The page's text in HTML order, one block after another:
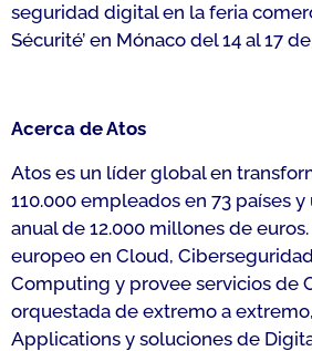
seguridad digital en la feria
Sécurité’ en Mónaco del 14 al 17
Acerca de Atos
Atos es un líder global en
110.000 empleados en 73 países
anual de 12.000 millones de
europeo en Cloud,
Computing y provee servicios de
orquestada de extremo a
Applications y soluciones de